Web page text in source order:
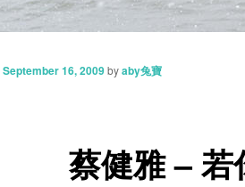
蔡健雅 – 若
September 16, 2009byaby兔寶